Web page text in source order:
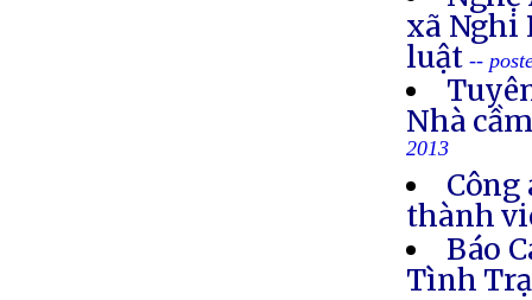
xã Nghi
luật--
Nhà
2013
thành
Báo
Tình